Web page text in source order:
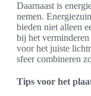
Daarnaast is
nemen.
bieden niet alleen
bij het
voor het juiste
sfeer combineren
Tips voor het